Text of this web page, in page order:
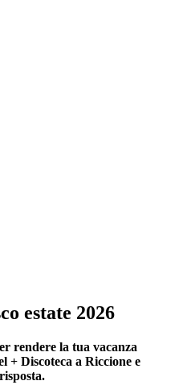
estate 2026
rendere la tua vacanza
+ Discoteca a Riccione e